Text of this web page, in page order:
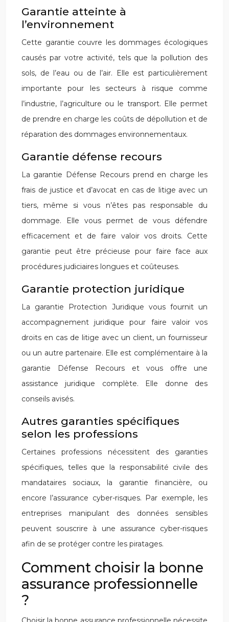
Garantie atteinte à
l’environnement
Cette garantie couvre les dommages écologiques
causés par votre activité, tels que la pollution des
sols, de l’eau ou de l’air. Elle est particulièrement
importante pour les secteurs à risque comme
l’industrie, l’agriculture ou le transport. Elle permet
de prendre en charge les coûts de dépollution et de
réparation des dommages environnementaux.
Garantie défense recours
La garantie Défense Recours prend en charge les
frais de justice et d’avocat en cas de litige avec un
tiers, même si vous n’êtes pas responsable du
dommage. Elle vous permet de vous défendre
efficacement et de faire valoir vos droits. Cette
garantie peut être précieuse pour faire face aux
procédures judiciaires longues et coûteuses.
Garantie protection juridique
La garantie Protection Juridique vous fournit un
accompagnement juridique pour faire valoir vos
droits en cas de litige avec un client, un fournisseur
ou un autre partenaire. Elle est complémentaire à la
garantie Défense Recours et vous offre une
assistance juridique complète. Elle donne des
conseils avisés.
Autres garanties spécifiques
selon les professions
Certaines professions nécessitent des garanties
spécifiques, telles que la responsabilité civile des
mandataires sociaux, la garantie financière, ou
encore l’assurance cyber-risques. Par exemple, les
entreprises manipulant des données sensibles
peuvent souscrire à une assurance cyber-risques
afin de se protéger contre les piratages.
Comment choisir la bonne
assurance professionnelle
?